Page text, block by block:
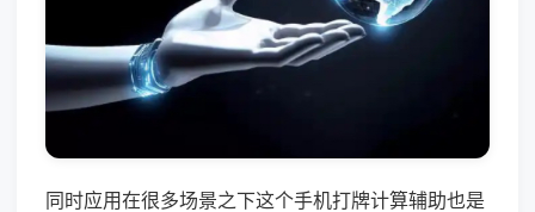
同时应用在很多场景之下这个手机打牌计算辅助也是